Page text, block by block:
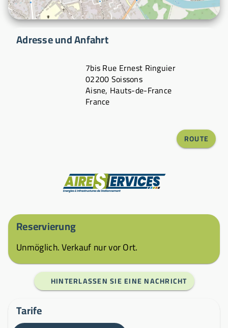
Adresse und Anfahrt
7bis Rue Ernest Ringuier
02200 Soissons
Aisne, Hauts-de-France
France
ROUTE
Reservierung
Unmöglich. Verkauf nur vor Ort.
HINTERLASSEN SIE EINE NACHRICHT
Tarife